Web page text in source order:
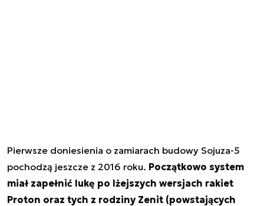
Pierwsze doniesienia o zamiarach budowy Sojuza-5
pochodzą jeszcze z 2016 roku. Początkowo system
miał zapełnić lukę po lżejszych wersjach rakiet
Proton oraz tych z rodziny Zenit (powstających